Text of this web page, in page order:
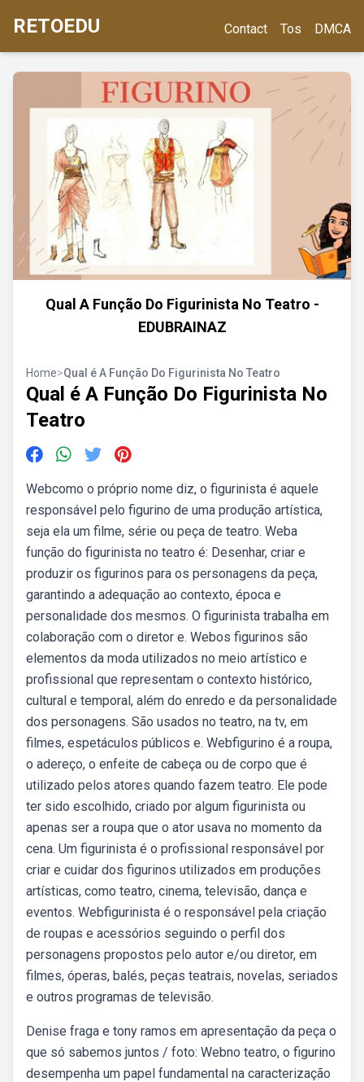
RETOEDU Contact Tos DMCA
Qual A Função Do Figurinista No Teatro -
EDUBRAINAZ
Home>Qual é A Função Do Figurinista No Teatro
Qual é A Função Do Figurinista No
Teatro
Webcomo o próprio nome diz, o figurinista é aquele
responsável pelo figurino de uma produção artística,
seja ela um filme, série ou peça de teatro. Weba
função do figurinista no teatro é: Desenhar, criar e
produzir os figurinos para os personagens da peça,
garantindo a adequação ao contexto, época e
personalidade dos mesmos. O figurinista trabalha em
colaboração com o diretor e. Webos figurinos são
elementos da moda utilizados no meio artístico e
profissional que representam o contexto histórico,
cultural e temporal, além do enredo e da personalidade
dos personagens. São usados no teatro, na tv, em
filmes, espetáculos públicos e. Webfigurino é a roupa,
o adereço, o enfeite de cabeça ou de corpo que é
utilizado pelos atores quando fazem teatro. Ele pode
ter sido escolhido, criado por algum figurinista ou
apenas ser a roupa que o ator usava no momento da
cena. Um figurinista é o profissional responsável por
criar e cuidar dos figurinos utilizados em produções
artísticas, como teatro, cinema, televisão, dança e
eventos. Webfigurinista é o responsável pela criação
de roupas e acessórios seguindo o perfil dos
personagens propostos pelo autor e/ou diretor, em
filmes, óperas, balés, peças teatrais, novelas, seriados
e outros programas de televisão.
Denise fraga e tony ramos em apresentação da peça o
que só sabemos juntos / foto: Webno teatro, o figurino
desempenha um papel fundamental na caracterização